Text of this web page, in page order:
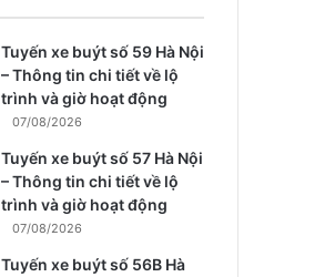
Tuyến xe buýt số 59 Hà Nội
– Thông tin chi tiết về lộ
trình và giờ hoạt động
07/08/2026
Tuyến xe buýt số 57 Hà Nội
– Thông tin chi tiết về lộ
trình và giờ hoạt động
07/08/2026
Tuyến xe buýt số 56B Hà